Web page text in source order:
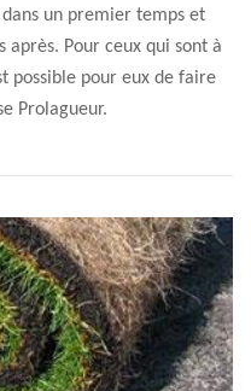
un premier temps et
après. Pour ceux qui sont à
possible pour eux de faire
Prolagueur.